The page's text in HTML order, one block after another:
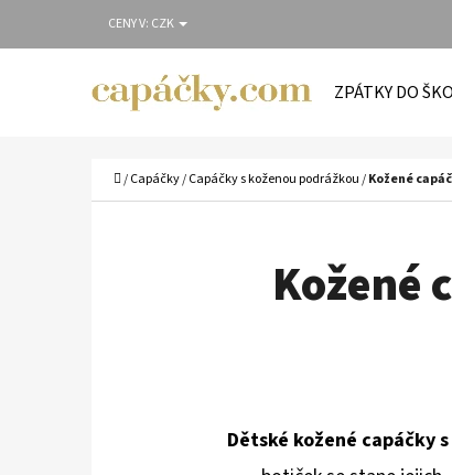
na
CENY V: CZK
ZPÁTKY DO
Domů
/Capáčky/Capáčky s koženou podrážkou/Kožené
Kožené
Dětské kožené capáčky
O
Zpět
do
Zpět
do